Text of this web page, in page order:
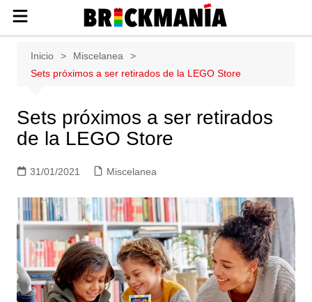
sobre las construcciones LEGO: Star
Wars, Harry Potter, City, Friends, Technic,
Inicio
Miscelanea
Sets próximos a ser retirados de la LEGO Store
Sets próximos a ser retirados
de la LEGO Store
31/01/2021 Miscelanea